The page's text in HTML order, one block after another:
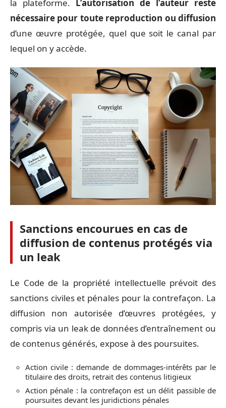
la plateforme.
L’autorisation de l’auteur reste
nécessaire pour toute reproduction ou diffusion
d’une œuvre protégée, quel que soit le canal par
lequel on y accède.
Sanctions encourues en cas de
diffusion de contenus protégés via
un leak
Le Code de la propriété intellectuelle prévoit des
sanctions civiles et pénales pour la contrefaçon. La
diffusion non autorisée d’œuvres protégées, y
compris via un leak de données d’entraînement ou
de contenus générés, expose à des poursuites.
Action civile : demande de dommages-intérêts par le
titulaire des droits, retrait des contenus litigieux
Action pénale : la contrefaçon est un délit passible de
poursuites devant les juridictions pénales